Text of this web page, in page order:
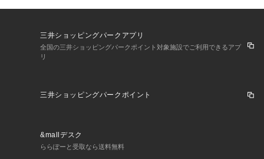
三井ショッピングパークアプリ
全国の三井ショッピングパークポイント対象施設でご利用できるアプ
リ
三井ショッピングパークポイント
&mallデスク
ららぽーと受取なら送料無料